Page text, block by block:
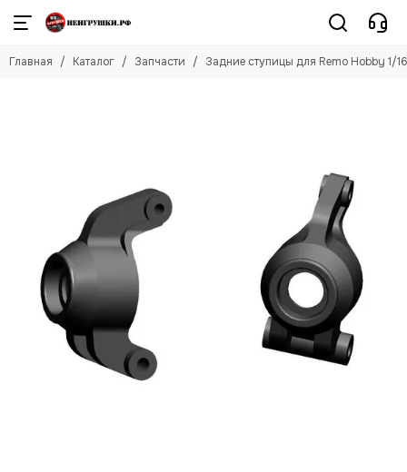
Главная Каталог Запчасти Задние ступицы для Remo Hobby 1/